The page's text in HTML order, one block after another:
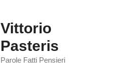
Vittorio
Pasteris
Parole Fatti Pensieri